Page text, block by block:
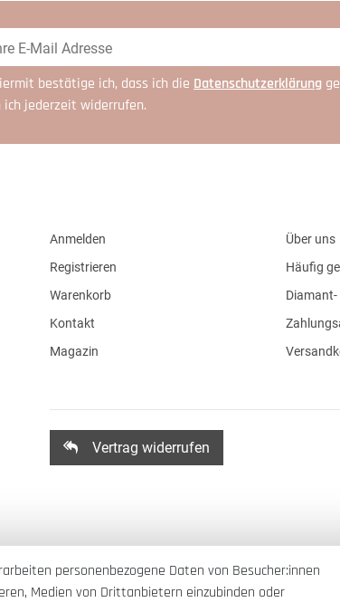
bestätige ich, dass ich die Daten­schutz­erklärung
ich jederzeit widerrufen.
Anmelden
Registrieren
Warenkorb
Kontakt
Magazin
Über uns
Häufig
Vertrag widerrufen
personenbezogene Daten von Besucher:innen
Medien von Drittanbietern einzubinden oder